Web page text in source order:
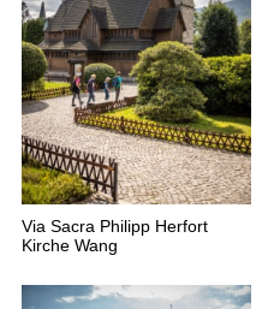
Via Sacra Philipp Herfort
Kirche Wang